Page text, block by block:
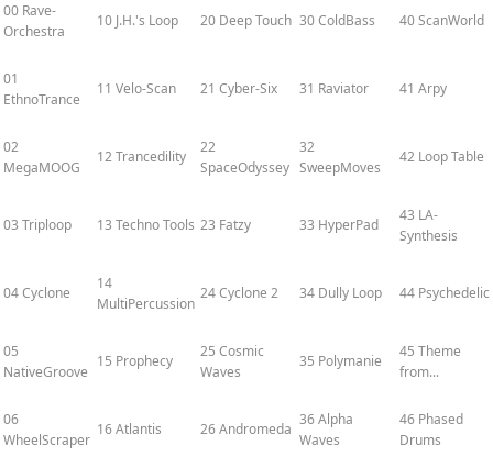
00 Rave-
Orchestra
10 J.H.'s Loop 20 Deep Touch 30 ColdBass 40 ScanWorld
01
EthnoTrance
11 Velo-Scan 21 Cyber-Six 31 Raviator 41 Arpy
02
MegaMOOG
12 Trancedility
22
SpaceOdyssey
32
SweepMoves
42 Loop Table
03 Triploop 13 Techno Tools 23 Fatzy 33 HyperPad
43 LA-
Synthesis
04 Cyclone
14
MultiPercussion
24 Cyclone 2 34 Dully Loop 44 Psychedelic
05
NativeGroove
15 Prophecy
25 Cosmic
Waves
35 Polymanie
45 Theme
from...
06
WheelScraper
16 Atlantis 26 Andromeda
36 Alpha
Waves
46 Phased
Drums